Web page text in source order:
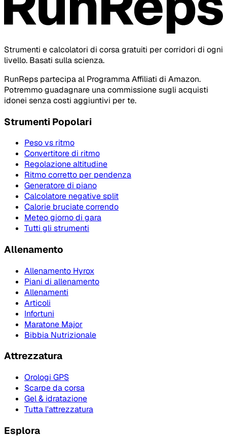
Strumenti e calcolatori di corsa gratuiti per corridori di ogni
livello. Basati sulla scienza.
RunReps partecipa al Programma Affiliati di Amazon.
Potremmo guadagnare una commissione sugli acquisti
idonei senza costi aggiuntivi per te.
Strumenti Popolari
Peso vs ritmo
Convertitore di ritmo
Regolazione altitudine
Ritmo corretto per pendenza
Generatore di piano
Calcolatore negative split
Calorie bruciate correndo
Meteo giorno di gara
Tutti gli strumenti
Allenamento
Allenamento Hyrox
Piani di allenamento
Allenamenti
Articoli
Infortuni
Maratone Major
Bibbia Nutrizionale
Attrezzatura
Orologi GPS
Scarpe da corsa
Gel & idratazione
Tutta l'attrezzatura
Esplora